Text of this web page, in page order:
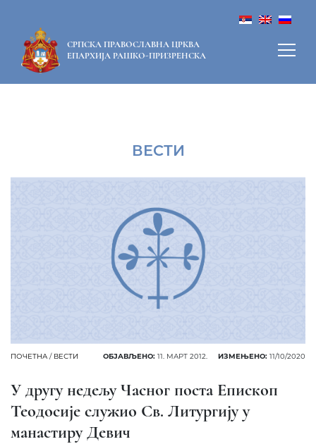
СРПСКА ПРАВОСЛАВНА ЦРКВА
ЕПАРХИЈА РАШКО-ПРИЗРЕНСКА
ВЕСТИ
ПОЧЕТНА / ВЕСТИ ОБЈАВЉЕНО: 11. МАРТ 2012. ИЗМЕЊЕНО: 11/10/2020
У другу недељу Часног поста Епископ
Теодосије служио Св. Литургију у
манастиру Девич